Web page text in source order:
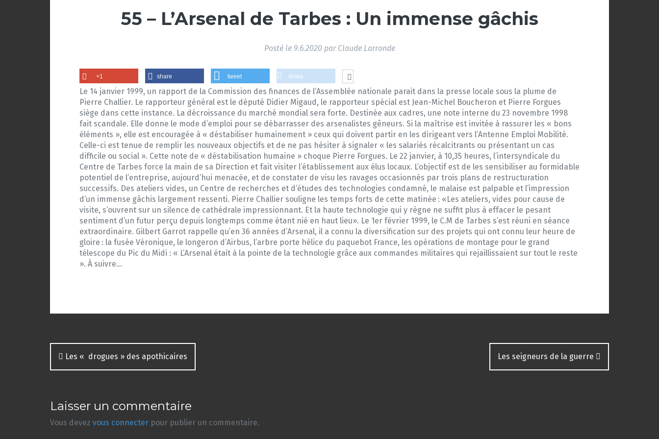
55 – L’Arsenal de Tarbes : Un immense gâchis
Posté le 9.6.2020 par Claude Larronde
+1 share tweet share
Le 14 janvier 1999, un rapport de la Commission des finances de l’Assemblée nationale parait dans la presse locale sous la plume de
Pierre Challier. Le rapporteur général est le député Didier Migaud, le rapporteur spécial est Jean-Michel Boucheron et Pierre Forgues
siège dans cette instance. La décroissance du marché mondial sera forte. Destinée aux cadres, une note interne du 23 novembre 1998
fait scandale. Elle donne le mode d’emploi pour se débarrasser des arsenalistes gêneurs. Si la maîtrise est invitée à rassurer les « bons
éléments », elle est encouragée à « déstabiliser humainement » ceux qui doivent partir en les dirigeant vers l’Antenne Emploi Mobilité.
Celle-ci est tenue de remplir les nouveaux objectifs et de ne pas hésiter à signaler « les salariés récalcitrants ou présentant un cas
difficile ou social ». Cette note de « déstabilisation humaine » choque Pierre Forgues. Le 22 janvier, à 10,35 heures, l’intersyndicale du
Centre de Tarbes force la main de sa Direction et fait visiter l’établissement aux élus locaux. L’objectif est de les sensibiliser au formidable
potentiel de l’entreprise, aujourd’hui menacée, et de constater de visu les ravages occasionnés par trois plans de restructuration
successifs. Des ateliers vides, un Centre de recherches et d’études des technologies condamné, le malaise est palpable et l’impression
d’un immense gâchis largement ressenti. Pierre Challier souligne les temps forts de cette matinée : «Les ateliers, vides pour cause de
visite, s’ouvrent sur un silence de cathédrale impressionnant. Et la haute technologie qui y règne ne suffit plus à effacer le pesant
sentiment d’un futur perçu depuis longtemps comme étant nié en haut lieu». Le 1er février 1999, le C.M de Tarbes s’est réuni en séance
extraordinaire. Gilbert Garrot rappelle qu’en 36 années d’Arsenal, il a connu la diversification sur des projets qui ont connu leur heure de
gloire : la fusée Véronique, le longeron d’Airbus, l’arbre porte hélice du paquebot France, les opérations de montage pour le grand
télescope du Pic du Midi : « L’Arsenal était à la pointe de la technologie grâce aux commandes militaires qui rejaillissaient sur tout le reste
». À suivre…
Navigation
des
Les « drogues » des apothicaires Les seigneurs de la guerre
Laisser un commentaire
Vous devez vous connecter pour publier un commentaire.